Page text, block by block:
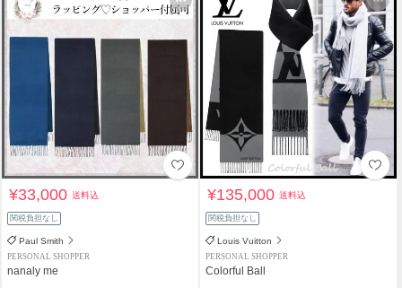
¥33,000送料込
関税負担なし
Paul Smith
PERSONAL SHOPPER
nanaly me
¥135,000送料込
関税負担なし
Louis Vuitton
PERSONAL SHOPPER
Colorful Ball